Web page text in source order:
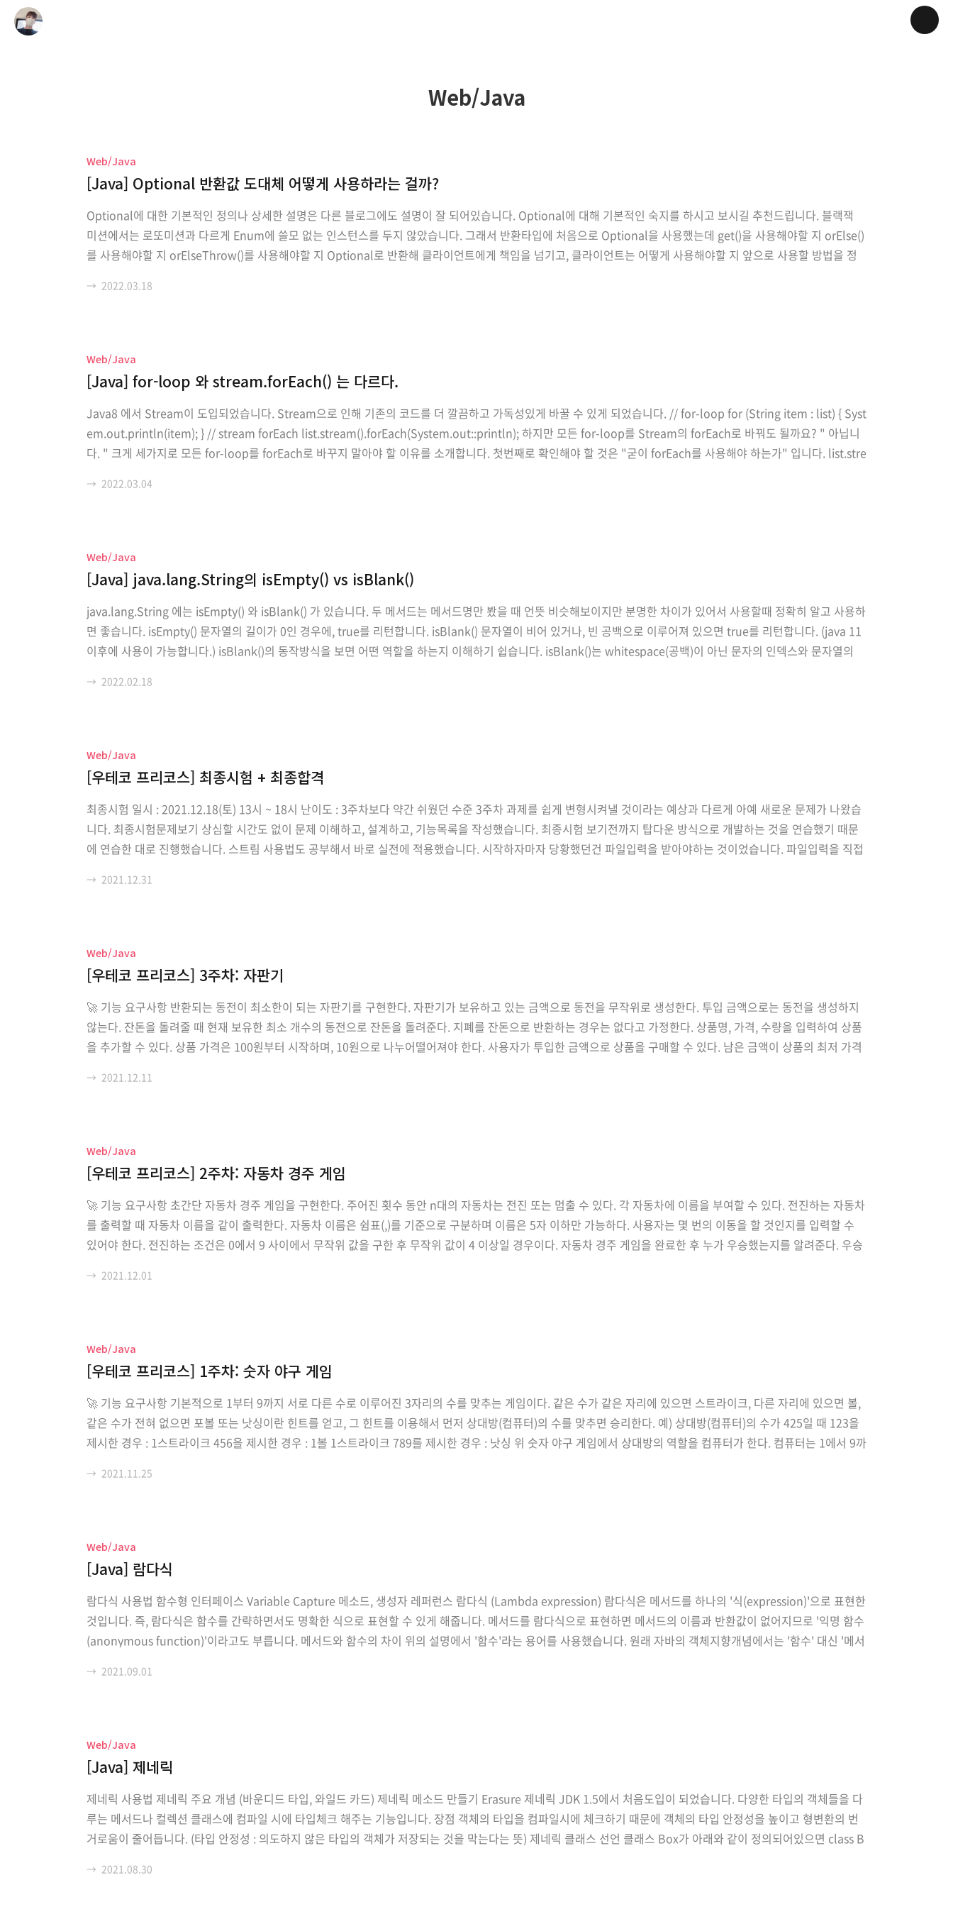
Web/Java
Web/Java
[Java] Optional 반환값 도대체 어떻게 사용하라는 걸까?
Optional에 대한 기본적인 정의나 상세한 설명은 다른 블로그에도 설명이 잘 되어있습니다. Optional에 대해 기본적인 숙지를 하시고 보시길 추천드립니다. 블랙잭
미션에서는 로또미션과 다르게 Enum에 쓸모 없는 인스턴스를 두지 않았습니다. 그래서 반환타입에 처음으로 Optional을 사용했는데 get()을 사용해야할 지 orElse()
를 사용해야할 지 orElseThrow()를 사용해야할 지 Optional로 반환해 클라이언트에게 책임을 넘기고, 클라이언트는 어떻게 사용해야할 지 앞으로 사용할 방법을 정
→ 2022.03.18
Web/Java
[Java] for-loop 와 stream.forEach() 는 다르다.
Java8 에서 Stream이 도입되었습니다. Stream으로 인해 기존의 코드를 더 깔끔하고 가독성있게 바꿀 수 있게 되었습니다. // for-loop for (String item : list) { Syst
em.out.println(item); } // stream forEach list.stream().forEach(System.out::println); 하지만 모든 for-loop를 Stream의 forEach로 바꿔도 될까요? " 아닙니
다. " 크게 세가지로 모든 for-loop를 forEach로 바꾸지 말아야 할 이유를 소개합니다. 첫번째로 확인해야 할 것은 "굳이 forEach를 사용해야 하는가" 입니다. list.stre
→ 2022.03.04
Web/Java
[Java] java.lang.String의 isEmpty() vs isBlank()
java.lang.String 에는 isEmpty() 와 isBlank() 가 있습니다. 두 메서드는 메서드명만 봤을 때 언뜻 비슷해보이지만 분명한 차이가 있어서 사용할때 정확히 알고 사용하
면 좋습니다. isEmpty() 문자열의 길이가 0인 경우에, true를 리턴합니다. isBlank() 문자열이 비어 있거나, 빈 공백으로 이루어져 있으면 true를 리턴합니다. (java 11
이후에 사용이 가능합니다.) isBlank()의 동작방식을 보면 어떤 역할을 하는지 이해하기 쉽습니다. isBlank()는 whitespace(공백)이 아닌 문자의 인덱스와 문자열의
→ 2022.02.18
Web/Java
[우테코 프리코스] 최종시험 + 최종합격
최종시험 일시 : 2021.12.18(토) 13시 ~ 18시 난이도 : 3주차보다 약간 쉬웠던 수준 3주차 과제를 쉽게 변형시켜낼 것이라는 예상과 다르게 아예 새로운 문제가 나왔습
니다. 최종시험문제보기 상심할 시간도 없이 문제 이해하고, 설계하고, 기능목록을 작성했습니다. 최종시험 보기전까지 탑다운 방식으로 개발하는 것을 연습했기 때문
에 연습한 대로 진행했습니다. 스트림 사용법도 공부해서 바로 실전에 적용했습니다. 시작하자마자 당황했던건 파일입력을 받아야하는 것이었습니다. 파일입력을 직접
num은 문제에서 제공해준 Coin enum만 사용해봤기 ..
→ 2021.12.31
Web/Java
[우테코 프리코스] 3주차: 자판기
🚀 기능 요구사항 반환되는 동전이 최소한이 되는 자판기를 구현한다. 자판기가 보유하고 있는 금액으로 동전을 무작위로 생성한다. 투입 금액으로는 동전을 생성하지
않는다. 잔돈을 돌려줄 때 현재 보유한 최소 개수의 동전으로 잔돈을 돌려준다. 지폐를 잔돈으로 반환하는 경우는 없다고 가정한다. 상품명, 가격, 수량을 입력하여 상품
을 추가할 수 있다. 상품 가격은 100원부터 시작하며, 10원으로 나누어떨어져야 한다. 사용자가 투입한 금액으로 상품을 구매할 수 있다. 남은 금액이 상품의 최저 가격
는다. 사용자가 잘못된 값을 입력할 경우 Illegal..
→ 2021.12.11
Web/Java
[우테코 프리코스] 2주차: 자동차 경주 게임
🚀 기능 요구사항 초간단 자동차 경주 게임을 구현한다. 주어진 횟수 동안 n대의 자동차는 전진 또는 멈출 수 있다. 각 자동차에 이름을 부여할 수 있다. 전진하는 자동차
를 출력할 때 자동차 이름을 같이 출력한다. 자동차 이름은 쉼표(,)를 기준으로 구분하며 이름은 5자 이하만 가능하다. 사용자는 몇 번의 이동을 할 것인지를 입력할 수
있어야 한다. 전진하는 조건은 0에서 9 사이에서 무작위 값을 구한 후 무작위 값이 4 이상일 경우이다. 자동차 경주 게임을 완료한 후 누가 우승했는지를 알려준다. 우승
ROR]"로 시작하는..
→ 2021.12.01
Web/Java
[우테코 프리코스] 1주차: 숫자 야구 게임
🚀 기능 요구사항 기본적으로 1부터 9까지 서로 다른 수로 이루어진 3자리의 수를 맞추는 게임이다. 같은 수가 같은 자리에 있으면 스트라이크, 다른 자리에 있으면 볼,
같은 수가 전혀 없으면 포볼 또는 낫싱이란 힌트를 얻고, 그 힌트를 이용해서 먼저 상대방(컴퓨터)의 수를 맞추면 승리한다. 예) 상대방(컴퓨터)의 수가 425일 때 123을
제시한 경우 : 1스트라이크 456을 제시한 경우 : 1볼 1스트라이크 789를 제시한 경우 : 낫싱 위 숫자 야구 게임에서 상대방의 역할을 컴퓨터가 한다. 컴퓨터는 1에서 9까
을 반복해 컴퓨터가 선택한 ..
→ 2021.11.25
Web/Java
[Java] 람다식
람다식 사용법 함수형 인터페이스 Variable Capture 메소드, 생성자 레퍼런스 람다식 (Lambda expression) 람다식은 메서드를 하나의 '식(expression)'으로 표현한
것입니다. 즉, 람다식은 함수를 간략하면서도 명확한 식으로 표현할 수 있게 해줍니다. 메서드를 람다식으로 표현하면 메서드의 이름과 반환값이 없어지므로 '익명 함수
(anonymous function)'이라고도 부릅니다. 메서드와 함수의 차이 위의 설명에서 '함수'라는 용어를 사용했습니다. 원래 자바의 객체지향개념에서는 '함수' 대신 '메서
다른 '메서드'라는..
→ 2021.09.01
Web/Java
[Java] 제네릭
제네릭 사용법 제네릭 주요 개념 (바운디드 타입, 와일드 카드) 제네릭 메소드 만들기 Erasure 제네릭 JDK 1.5에서 처음도입이 되었습니다. 다양한 타입의 객체들을 다
루는 메서드나 컬렉션 클래스에 컴파일 시에 타입체크 해주는 기능입니다. 장점 객체의 타입을 컴파일시에 체크하기 때문에 객체의 타입 안정성을 높이고 형변환의 번
거로움이 줄어듭니다. (타입 안정성 : 의도하지 않은 타입의 객체가 저장되는 것을 막는다는 뜻) 제네릭 클래스 선언 클래스 Box가 아래와 같이 정의되어있으면 class B
→ 2021.08.30